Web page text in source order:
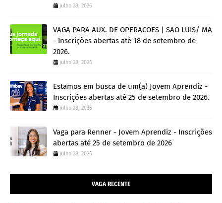
julho 28, 2026
VAGA PARA AUX. DE OPERACOES | SAO LUIS/ MA
- Inscrições abertas até 18 de setembro de
2026.
julho 28, 2026
Estamos em busca de um(a) Jovem Aprendiz -
Inscrições abertas até 25 de setembro de 2026.
julho 28, 2026
Vaga para Renner - Jovem Aprendiz - Inscrições
abertas até 25 de setembro de 2026
julho 28, 2026
VAGA RECENTE